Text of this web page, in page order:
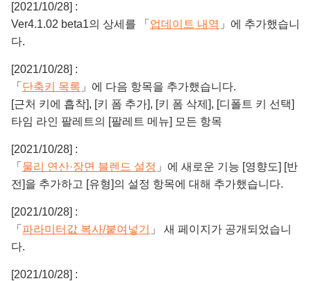
[2021/10/28] :
Ver4.1.02 beta1의 상세를 「 업데이트 내역 」에 추가했습니
다.
[2021/10/28] :
「 단축키 목록 」에 다음 항목을 추가했습니다.
[근처 키에 흡착], [키 폼 추가], [키 폼 삭제], [디폴트 키 선택]
타임 라인 팔레트의 [팔레트 메뉴] 모든 항목
[2021/10/28] :
「 물리 연산·장면 블렌드 설정 」에 새로운 기능 [영향도] [반
전]을 추가하고 [유형]의 설정 항목에 대해 추가했습니다.
[2021/10/28] :
「 파라미터값 복사/붙여넣기
」 새 페이지가 공개되었습니
다.
[2021/10/28] :